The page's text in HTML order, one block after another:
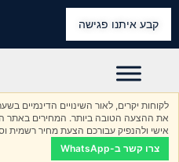
קבע איתנו פגישה
לקוחות יקרים, לאור השינויים הדינמיים
את ההצעה הטובה ביותר. המחירים
אישי ולהנפיק עבורכם הצעת מחיר רשמית
צרו קשר ב-WhatsApp